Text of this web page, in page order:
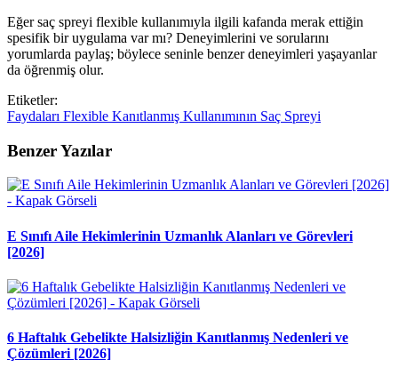
Eğer saç spreyi flexible kullanımıyla ilgili kafanda merak ettiğin
spesifik bir uygulama var mı? Deneyimlerini ve sorularını
yorumlarda paylaş; böylece seninle benzer deneyimleri yaşayanlar
da öğrenmiş olur.
Etiketler:
Faydaları Flexible Kanıtlanmış Kullanımının Saç Spreyi
Benzer Yazılar
E Sınıfı Aile Hekimlerinin Uzmanlık Alanları ve Görevleri
[2026]
6 Haftalık Gebelikte Halsizliğin Kanıtlanmış Nedenleri ve
Çözümleri [2026]